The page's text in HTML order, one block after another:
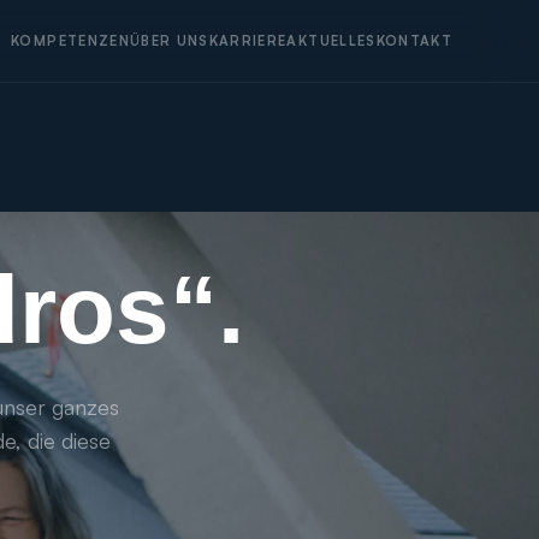
KOMPETENZEN ÜBER UNS KARRIEREAKTUELLES KONTAKT
ganzes
die diese